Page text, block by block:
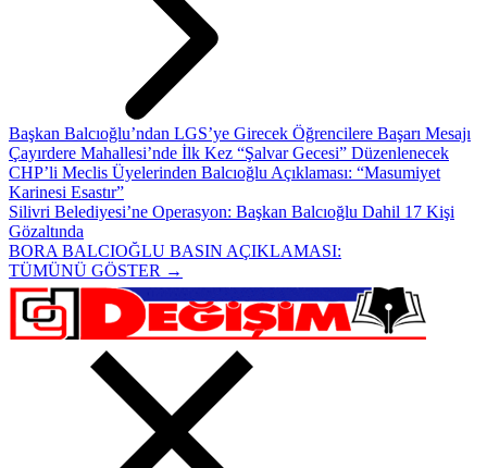
Başkan Balcıoğlu’ndan LGS’ye Girecek Öğrencilere Başarı Mesajı
Çayırdere Mahallesi’nde İlk Kez “Şalvar Gecesi” Düzenlenecek
CHP’li Meclis Üyelerinden Balcıoğlu Açıklaması: “Masumiyet
Karinesi Esastır”
Silivri Belediyesi’ne Operasyon: Başkan Balcıoğlu Dahil 17 Kişi
Gözaltında
BORA BALCIOĞLU BASIN AÇIKLAMASI:
TÜMÜNÜ GÖSTER →